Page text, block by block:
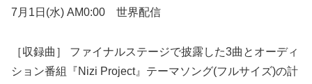
7月1日(水) AM0:00 世界配信
［収録曲］ ファイナルステージで披露した3曲とオーディ
ション番組『Nizi Project』テーマソング(フルサイズ)の計